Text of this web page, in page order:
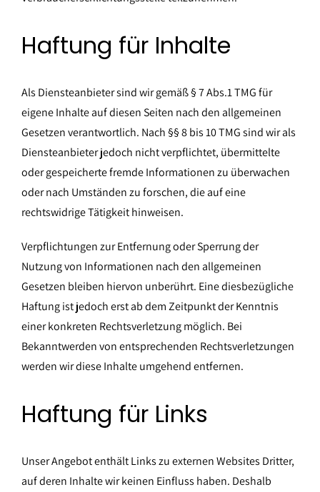
Haftung für Inhalte
Als Diensteanbieter sind wir gemäß § 7 Abs.1 TMG für
eigene Inhalte auf diesen Seiten nach den allgemeinen
Gesetzen verantwortlich. Nach §§ 8 bis 10 TMG sind wir als
Diensteanbieter jedoch nicht verpflichtet, übermittelte
oder gespeicherte fremde Informationen zu überwachen
oder nach Umständen zu forschen, die auf eine
rechtswidrige Tätigkeit hinweisen.
Verpflichtungen zur Entfernung oder Sperrung der
Nutzung von Informationen nach den allgemeinen
Gesetzen bleiben hiervon unberührt. Eine diesbezügliche
Haftung ist jedoch erst ab dem Zeitpunkt der Kenntnis
einer konkreten Rechtsverletzung möglich. Bei
Bekanntwerden von entsprechenden Rechtsverletzungen
werden wir diese Inhalte umgehend entfernen.
Haftung für Links
Unser Angebot enthält Links zu externen Websites Dritter,
auf deren Inhalte wir keinen Einfluss haben. Deshalb